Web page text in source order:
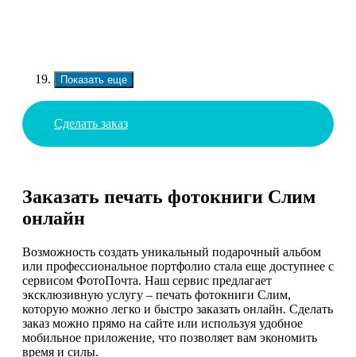
Показать еще
Сделать заказ
Заказать печать фотокниги Слим
онлайн
Возможность создать уникальный подарочный альбом
или профессиональное портфолио стала еще доступнее с
сервисом ФотоПочта. Наш сервис предлагает
эксклюзивную услугу – печать фотокниги Слим,
которую можно легко и быстро заказать онлайн. Сделать
заказ можно прямо на сайте или используя удобное
мобильное приложение, что позволяет вам экономить
время и силы.